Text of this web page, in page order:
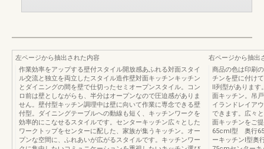
左ページから抽出された内容
作業効率をアップする壁付スタイル開放感あふれる対面スタイ
ル交流と独立を両立したスタイル造作壁対面キッチンキッチン
とダイニングの間を壁で仕切ったセミオープンスタイル。コン
ロ前は壁としながらも、半分はオープンなので圧迫感がありま
せん。壁付型キッチン調理中は壁に向いて作業に専念できる壁
付型。ダイニングテーブルへの動線も短く、キッチンワークを
効率的にこなせるスタイルです。センターキッチン広々とした
ワークトップをセンターに配した、家族が集うキッチン。オー
プンな空間に、ふれあいが広がるスタイルです。キッチンワー
右ページから抽出
商品の色は印刷
チンを壁に付け
Ⅱ列型があります
面キッチン。吊
イランドレイア
できます。広々
面キッチンをご
65cmⅠ型 奥行
ーキッチンⅠ型奥